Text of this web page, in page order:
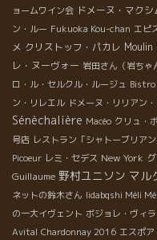
ョームワイン会 ドメーヌ・マク
ン・ルー Fukuoka Kou-chan エピ
メ クリストッフ・パカレ
レ・ヌーヴォー 岩田さん（岩ちゃ
ロ・ル・セルクル・ルージュ Bistro
ン・リレエル ドメーヌ・リリアン
Sénèchalière Macéo クリュ・
号店 レストラン「シャトーブリアン
Picoeur レミ・セデス New York
Guillaume 野村ユニソン マル
ネットの鈴木さん Iidabqshi Méli
の一大イヴェント ボジョレ・ヴィ
Avital Chardonnay 2016 エスポ